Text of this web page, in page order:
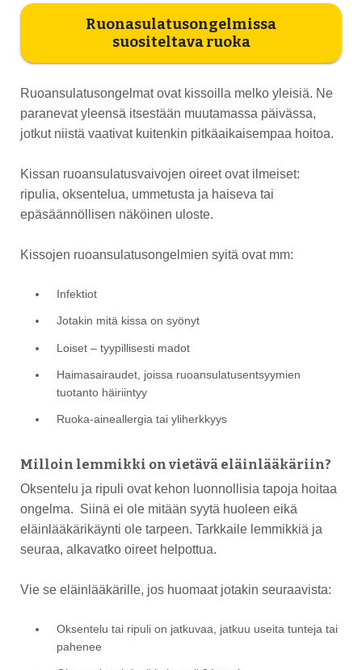
Ruonasulatusongelmissa
suositeltava ruoka
Ruoansulatusongelmat ovat kissoilla melko yleisiä. Ne
paranevat yleensä itsestään muutamassa päivässa,
jotkut niistä vaativat kuitenkin pitkäaikaisempaa hoitoa.
Kissan ruoansulatusvaivojen oireet ovat ilmeiset:
ripulia, oksentelua, ummetusta ja haiseva tai
epäsäännöllisen näköinen uloste.
Kissojen ruoansulatusongelmien syitä ovat mm:
Infektiot
Jotakin mitä kissa on syönyt
Loiset – tyypillisesti madot
Haimasairaudet, joissa ruoansulatusentsyymien
tuotanto häiriintyy
Ruoka-aineallergia tai yliherkkyys
Milloin lemmikki on vietävä eläinlääkäriin?
Oksentelu ja ripuli ovat kehon luonnollisia tapoja hoitaa
ongelma. Siinä ei ole mitään syytä huoleen eikä
eläinlääkärikäynti ole tarpeen. Tarkkaile lemmikkiä ja
seuraa, alkavatko oireet helpottua.
Vie se eläinlääkärille, jos huomaat jotakin seuraavista:
Oksentelu tai ripuli on jatkuvaa, jatkuu useita tunteja tai
pahenee